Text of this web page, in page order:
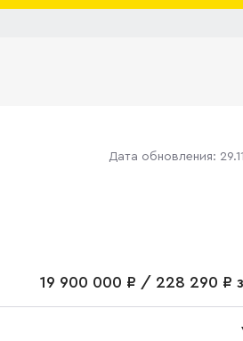
Дата обновления:
19 900 000 ₽ / 228 290 ₽